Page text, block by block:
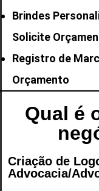
Brindes
Solicite
Registro de
Orçamento
Qual é
Criação de
Advocacia/